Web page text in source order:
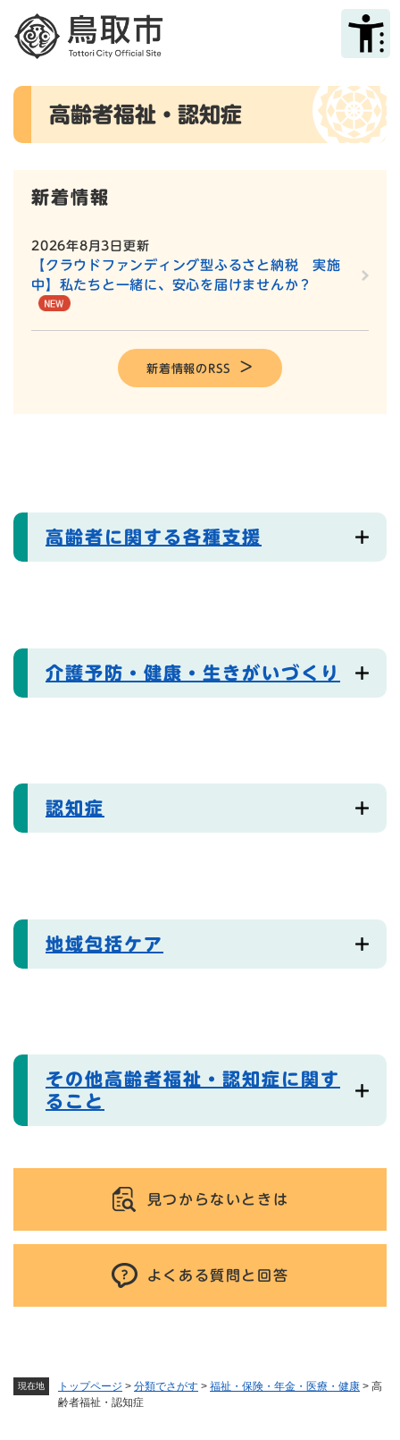
メニューを飛ばして本文へ
現在地 トップページ > 分類でさがす > 福祉・保険・年金・医療・健康 > 高
齢者福祉・認知症
本
高齢者福祉・認知症
新着情報
2026年8月3日更新
【クラウドファンディング型ふるさと納税 実施
中】私たちと一緒に、安心を届けませんか？
新着情報のRSS
高齢者に関する各種支援
介護予防・健康・生きがいづくり
認知症
地域包括ケア
その他高齢者福祉・認知症に関す
ること
見つからないときは
よくある質問と回答